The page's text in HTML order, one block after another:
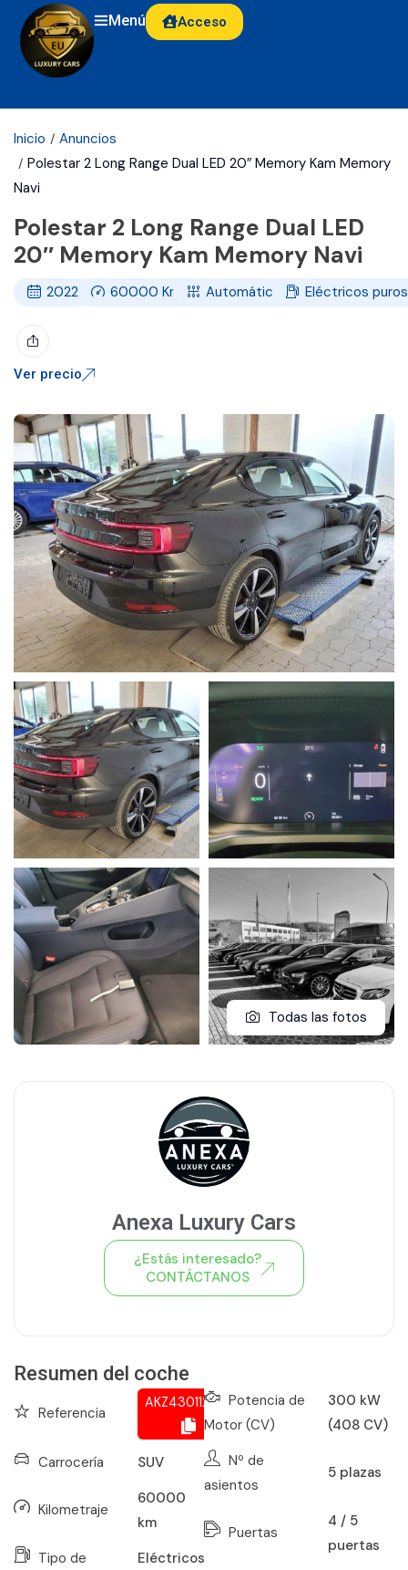
Menú Acceso
Inicio
Anuncios
Polestar 2 Long Range Dual LED 20″ Memory Kam Memory
Navi
Polestar 2 Long Range Dual LED
20″ Memory Kam Memory Navi
2022 60000Km Automático Eléctricos puros
Ver precio
Todas las fotos
Resumen del coche
Referencia
AKZ430112323
Carrocería SUV
Kilometraje
60000
km
Tipo de
Eléctricos
Potencia de
Motor (CV)
300 kW
(408 CV)
Nº de
asientos
5 plazas
Puertas
4 / 5
puertas
Anexa Luxury Cars
¿Estás interesado?
CONTÁCTANOS